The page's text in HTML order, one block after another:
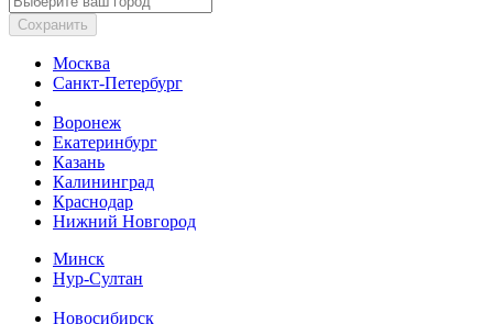
Сохранить
Москва
Санкт-Петербург
Воронеж
Екатеринбург
Казань
Калининград
Краснодар
Нижний Новгород
Минск
Нур-Султан
Новосибирск